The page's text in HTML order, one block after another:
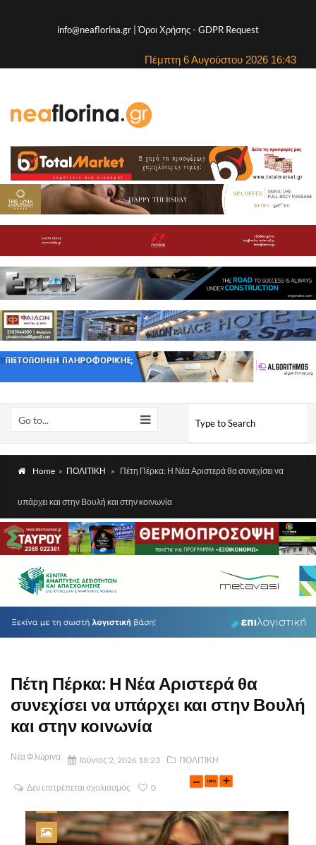
info@neaflorina.gr |Όροι Χρήσης- GDPR Request
Πέμπτη 6 Αυγούστου 2026 16:43
Go to...
Home » ΠΟΛΙΤΙΚΗ » Πέτη Πέρκα: Η Νέα Αριστερά θα συνεχίσει να
υπάρχει και στην Βουλή και στην κοινωνία
Πέτη Πέρκα: Η Νέα Αριστερά θα
συνεχίσει να υπάρχει και στην Βουλή
και στην κοινωνία
Νέα Φλώρινα Ιούνιος 2, 2026 18:23 ΠΟΛΙΤΙΚΗ
Δεν επιτρέπεται σχολιασμός 0